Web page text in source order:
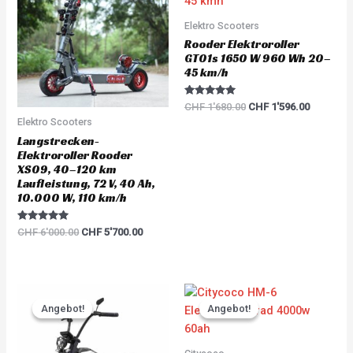
Elektro Scooters
Langstrecken-
Elektroroller Rooder
XS09, 40–120 km
Laufleistung, 72 V, 40 Ah,
10.000 W, 110 km/h
Rated
5.00
CHF6'000.00 CHF5'700.00
Elektro Scooters
Rooder Elektroroller
GT01s 1650 W 960 Wh 20–
45 km/h
Rated
CHF1'680.00 CHF1'596.00
Angebot!
Angebot!price
was:
CHF 3'783.00.
CHF 3'594.00.
Angebot!
Angebot!
Original
price
was: